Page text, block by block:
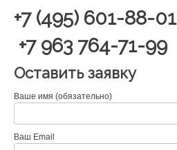
+7 (495) 601-88-01
+7 963 764-71-99
Оставить заявку
Ваше имя (обязательно)
Ваш Email